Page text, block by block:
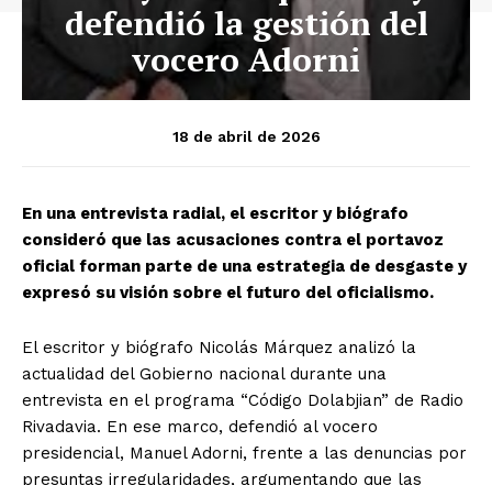
defendió la gestión del
vocero Adorni
18 de abril de 2026
En una entrevista radial, el escritor y biógrafo
consideró que las acusaciones contra el portavoz
oficial forman parte de una estrategia de desgaste y
expresó su visión sobre el futuro del oficialismo.
El escritor y biógrafo Nicolás Márquez analizó la
actualidad del Gobierno nacional durante una
entrevista en el programa “Código Dolabjian” de Radio
Rivadavia. En ese marco, defendió al vocero
presidencial, Manuel Adorni, frente a las denuncias por
presuntas irregularidades, argumentando que las